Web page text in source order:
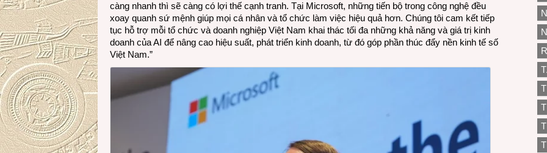
càng nhanh thì sẽ càng có lợi thế cạnh tranh. Tại Microsoft, những tiến bộ trong công nghệ đều
xoay quanh sứ mệnh giúp mọi cá nhân và tổ chức làm việc hiệu quả hơn. Chúng tôi cam kết tiếp
tục hỗ trợ mỗi tổ chức và doanh nghiệp Việt Nam khai thác tối đa những khả năng và giá trị kinh
doanh của AI để nâng cao hiệu suất, phát triển kinh doanh, từ đó góp phần thúc đẩy nền kinh tế số
Việt Nam.”